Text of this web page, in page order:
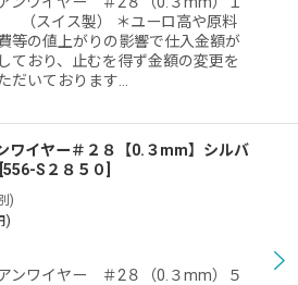
絞り込む
スイス製） ＊ユーロ高や原料
等の値上がりの影響で仕入金額が
ており、止むを得ず金額の変更を
だいております…
ワイヤー＃２８【0.３mm】シルバ
556-S２８５０
)
)
ンワイヤー ＃2８（0.３mm）５